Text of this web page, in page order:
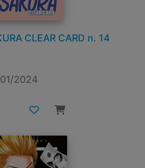
CLEAR CARD n. 14
2024